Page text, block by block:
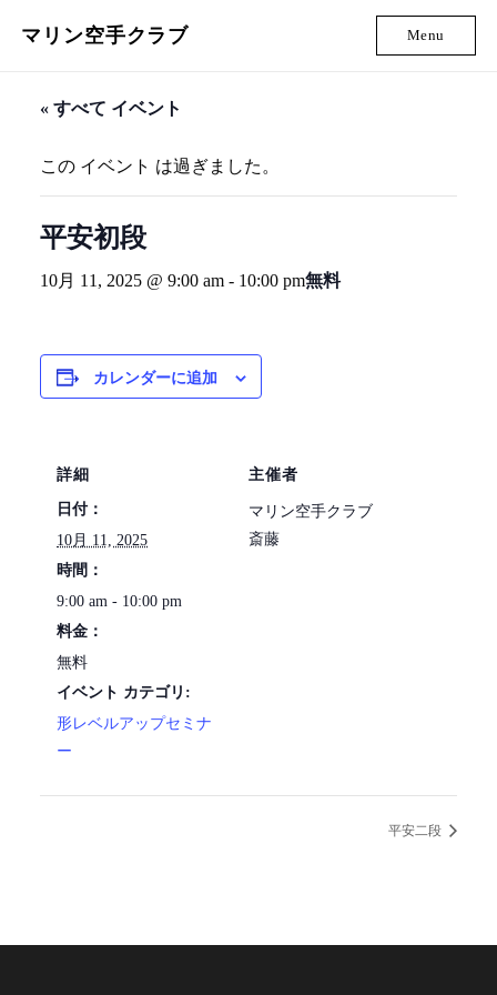
マリン空手クラブ Menu
« すべて イベント
この イベント は過ぎました。
平安初段
10月 11, 2025 @ 9:00 am - 10:00 pm無料
カレンダーに追加
詳細
日付：
10月 11, 2025
時間：
9:00 am - 10:00 pm
料金：
無料
イベント カテゴリ:
形レベルアップセミナ
ー
主催者
マリン空手クラブ
斎藤
平安二段